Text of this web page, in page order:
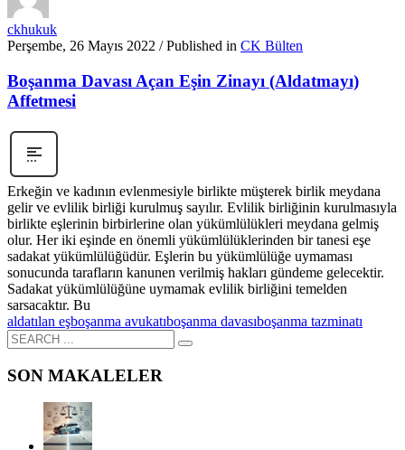
ckhukuk
Perşembe, 26 Mayıs 2022 / Published in CK Bülten
Boşanma Davası Açan Eşin Zinayı (Aldatmayı)
Affetmesi
Erkeğin ve kadının evlenmesiyle birlikte müşterek birlik meydana
gelir ve evlilik birliği kurulmuş sayılır. Evlilik birliğinin kurulmasıyla
birlikte eşlerinin birbirlerine olan yükümlülükleri meydana gelmiş
olur. Her iki eşinde en önemli yükümlülüklerinden bir tanesi eşe
sadakat yükümlülüğüdür. Eşlerin bu yükümlülüğe uymaması
sonucunda tarafların kanunen verilmiş hakları gündeme gelecektir.
Sadakat yükümlülüğüne uymamak evlilik birliğini temelden
sarsacaktır. Bu
aldatılan eşboşanma avukatıboşanma davasıboşanma tazminatı
SON MAKALELER